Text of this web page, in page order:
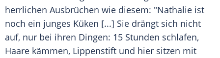
herrlichen Ausbrüchen wie diesem: "Nathalie ist
noch ein junges Küken [...] Sie drängt sich nicht
auf, nur bei ihren Dingen: 15 Stunden schlafen,
Haare kämmen, Lippenstift und hier sitzen mit